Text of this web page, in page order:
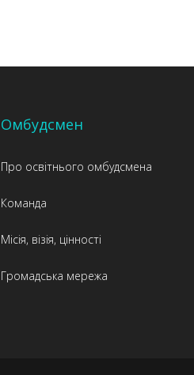
Омбудсмен
Про освітнього омбудсмена
Команда
Місія, візія, цінності
Громадська мережа